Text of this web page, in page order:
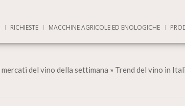
RICHIESTE MACCHINE AGRICOLE ED ENOLOGICHE
mercati del vino della settimana » Trend del vino in